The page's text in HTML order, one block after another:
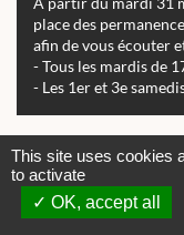
À partir du mardi 31
place des
afin de vous écouter
- Tous les mardis de
- Les 1er et 3e
Contactez-
© tous
This site uses cookies
to activate
OK, accept all